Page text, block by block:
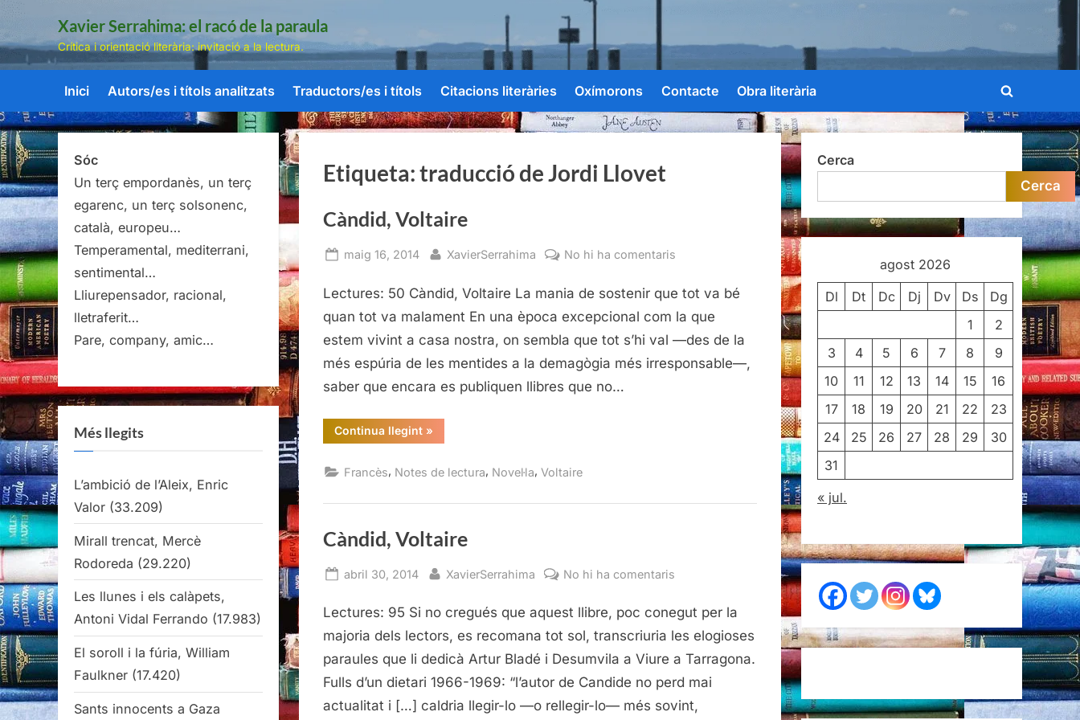
Skip
content
Xavier Serrahima: el racó de la paraula
Crítica i orientació literària: invitació a la lectura.
Inici Autors/es i títols analitzats Traductors/es i títols Citacions literàries Oxímorons Contacte Obra literària
Toggle
search
form
Etiqueta:traducció de Jordi Llovet
Càndid, Voltaire
Posted
maig 16, 2014 By
XavierSerrahima No hi ha comentaris
Voltaire
Lectures: 50 Càndid, Voltaire La mania de sostenir que tot va bé
quan tot va malament En una època excepcional com la que
estem vivint a casa nostra, on sembla que tot s’hi val —des de la
més espúria de les mentides a la demagògia més irresponsable—,
saber que encara es publiquen llibres que no…
Continua llegint“Càndid,
Voltaire”
»
Francès, Notes de lectura, Novel·la, Voltaire
Càndid, Voltaire
Posted
abril 30, 2014 By
XavierSerrahima No hi ha comentaris
Voltaire
Lectures: 95 Si no cregués que aquest llibre, poc conegut per la
majoria dels lectors, es recomana tot sol, transcriuria les elogioses
paraules que li dedicà Artur Bladé i Desumvila a Viure a Tarragona.
Fulls d’un dietari 1966-1969: “l’autor de Candide no perd mai
actualitat i […] caldria llegir-lo —o relle­gir-lo— més sovint,
Sóc
Un terç empordanès, un terç
egarenc, un terç solsonenc,
català, europeu…
Temperamental, mediterrani,
sentimental…
Lliurepensador, racional,
lletraferit…
Pare, company, amic…
Més llegits
L’ambició de l’Aleix, Enric
Valor (33.209)
Mirall trencat, Mercè
Rodoreda (29.220)
Les llunes i els calàpets,
Antoni Vidal Ferrando (17.983)
El soroll i la fúria, William
Faulkner (17.420)
Sants innocents a Gaza
Cerca
Cerca
agost 2026
Dl Dt Dc Dj Dv Ds
Dg
1
2
3
4 5 6 7 8
9
10
11 12 13 14 15
16
17
18 19 20 21 22
23
24
25 26 27 28 29
30
31
« jul.